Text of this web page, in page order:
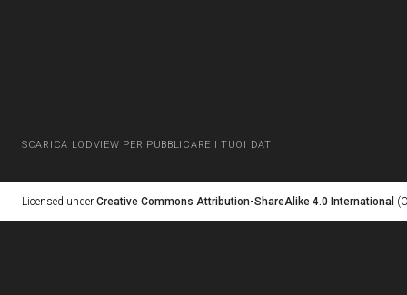
SCARICA LODVIEW PER PUBBLICARE I TUOI DATI
Licensed under Creative Commons Attribution-ShareAlike 4.0 International